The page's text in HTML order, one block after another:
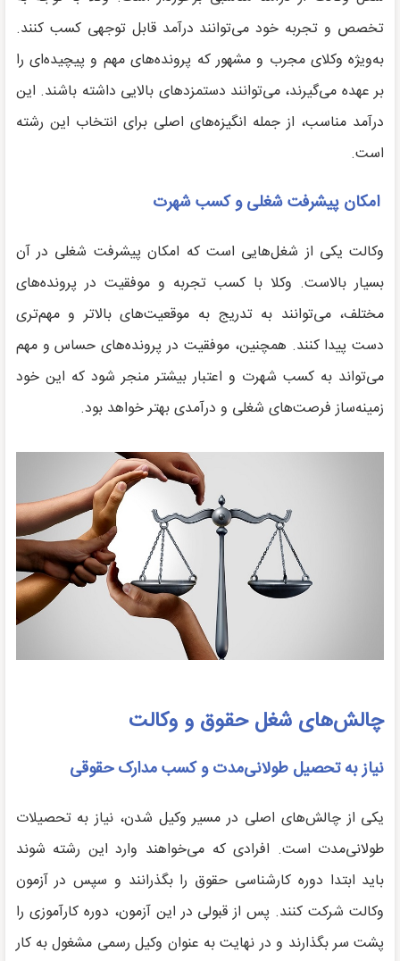
تخصص و تجربه خود می‌توانند درآمد قابل توجهی کسب کنند.
به‌ویژه وکلای مجرب و مشهور که پرونده‌های مهم و پیچیده‌ای را
بر عهده می‌گیرند، می‌توانند دستمزدهای بالایی داشته باشند. این
درآمد مناسب، از جمله انگیزه‌های اصلی برای انتخاب این رشته
است.
امکان پیشرفت شغلی و کسب شهرت
وکالت یکی از شغل‌هایی است که امکان پیشرفت شغلی در آن
بسیار بالاست. وکلا با کسب تجربه و موفقیت در پرونده‌های
مختلف، می‌توانند به تدریج به موقعیت‌های بالاتر و مهم‌تری
دست پیدا کنند. همچنین، موفقیت در پرونده‌های حساس و مهم
می‌تواند به کسب شهرت و اعتبار بیشتر منجر شود که این خود
زمینه‌ساز فرصت‌های شغلی و درآمدی بهتر خواهد بود.
چالش‌های شغل حقوق و وکالت
نیاز به تحصیل طولانی‌مدت و کسب مدارک حقوقی
یکی از چالش‌های اصلی در مسیر وکیل شدن، نیاز به تحصیلات
طولانی‌مدت است. افرادی که می‌خواهند وارد این رشته شوند
باید ابتدا دوره کارشناسی حقوق را بگذرانند و سپس در آزمون
وکالت شرکت کنند. پس از قبولی در این آزمون، دوره کارآموزی را
پشت سر بگذارند و در نهایت به عنوان وکیل رسمی مشغول به کار